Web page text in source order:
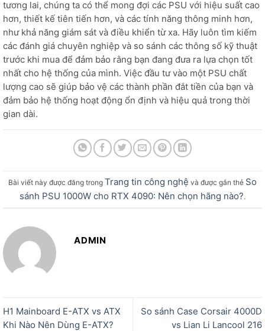
tương lai, chúng ta có thể mong đợi các PSU với hiệu suất cao
hơn, thiết kế tiên tiến hơn, và các tính năng thông minh hơn,
như khả năng giám sát và điều khiển từ xa. Hãy luôn tìm kiếm
các đánh giá chuyên nghiệp và so sánh các thông số kỹ thuật
trước khi mua để đảm bảo rằng bạn đang đưa ra lựa chọn tốt
nhất cho hệ thống của mình. Việc đầu tư vào một PSU chất
lượng cao sẽ giúp bảo vệ các thành phần đắt tiền của bạn và
đảm bảo hệ thống hoạt động ổn định và hiệu quả trong thời
gian dài.
Bài viết này được đăng trong Trang tin công nghệ và được gắn thẻ So
sánh PSU 1000W cho RTX 4090: Nên chọn hãng nào?.
ADMIN
H1 Mainboard E-ATX vs ATX
Khi Nào Nên Dùng E-ATX?
So sánh Case Corsair 4000D
vs Lian Li Lancool 216